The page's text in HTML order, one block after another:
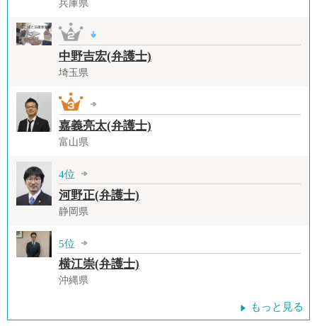
兵庫県
中野吉宏(弁護士)
埼玉県
嘉義亮太(弁護士)
富山県
4位
河野正(弁護士)
静岡県
5位
横江崇(弁護士)
沖縄県
もっと見る